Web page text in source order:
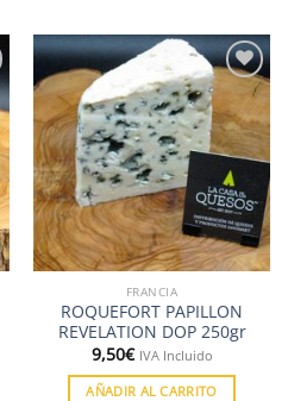
tiene
múltiples
variantes.
Las
opciones
se
pueden
elegir
en
la
página
de
producto
Añadir
a la
lista de
deseos
FRANCIA
ROQUEFORT PAPILLON
REVELATION DOP 250gr
9,50€ IVA Incluido
AÑADIR AL CARRITO